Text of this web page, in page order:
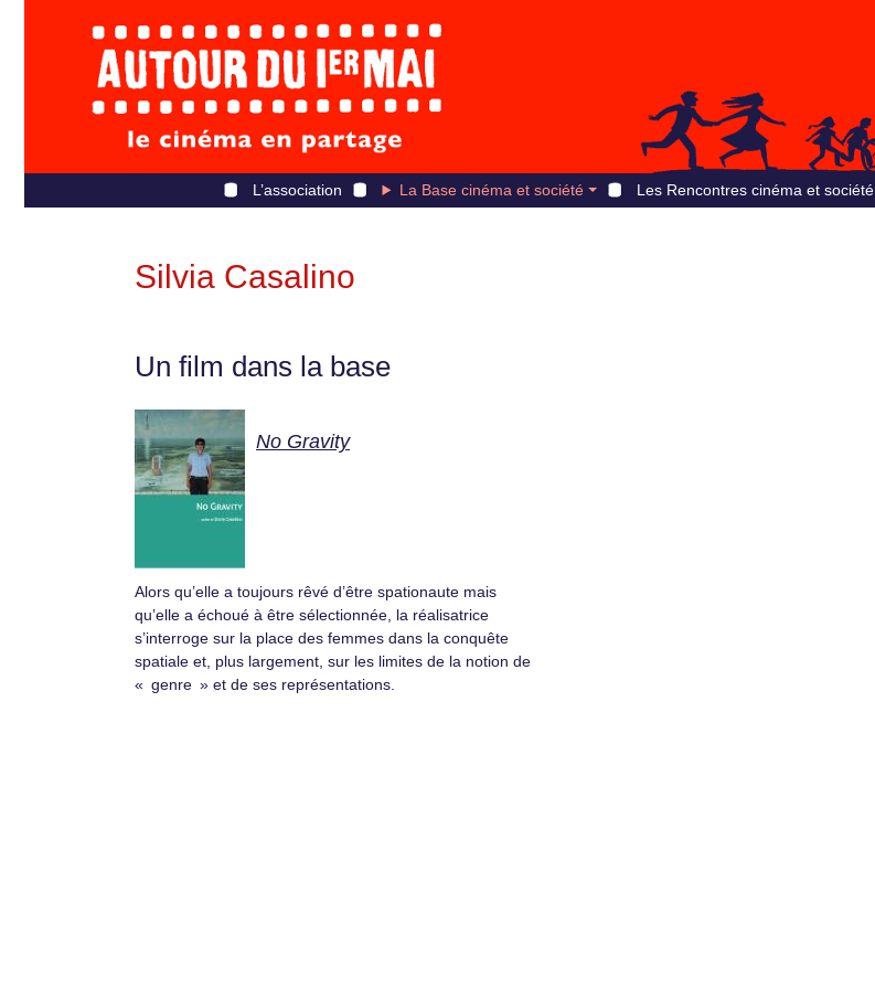
L’association La Base cinéma et société Les Rencontres cinéma et société
Silvia Casalino
Un film dans la base
No Gravity
Alors qu’elle a toujours rêvé d’être spationaute mais
qu’elle a échoué à être sélectionnée, la réalisatrice
s’interroge sur la place des femmes dans la conquête
spatiale et, plus largement, sur les limites de la notion de
« genre » et de ses représentations.